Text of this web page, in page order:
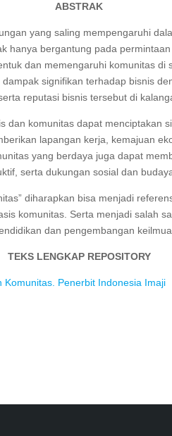
ABSTRAK
yang saling mempengaruhi
hanya bergantung pada
dan memengaruhi komunitas di
signifikan terhadap bisnis
reputasi bisnis tersebut di
dan komunitas dapat menciptakan
lapangan kerja, kemajuan
yang berdaya juga dapat
serta dukungan sosial dan
diharapkan bisa menjadi
komunitas. Serta menjadi salah
dan pengembangan
TEKS LENGKAP REPOSITORY
Penerbit Indonesia Imaji